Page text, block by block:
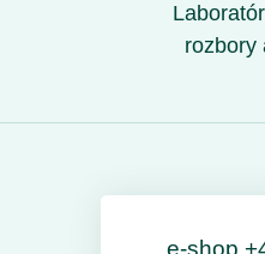
rozbory
e-shop